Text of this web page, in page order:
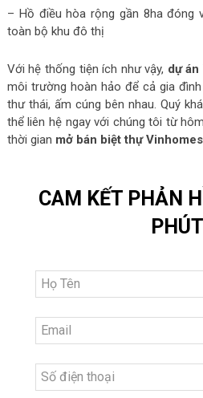
– Hồ điều hòa rộng gần 8ha đóng
toàn bộ khu đô thị
Với hệ thống tiện ích như vậy, dự án
môi trường hoàn hảo để cả gia
thư thái, ấm cúng bên nhau. Quý
thể liên hệ ngay với chúng tôi từ
thời gian mở bán biệt thự
CAM KẾT PHẢN
PHÚT